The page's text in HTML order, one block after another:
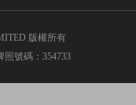
版權所有
號碼：354733